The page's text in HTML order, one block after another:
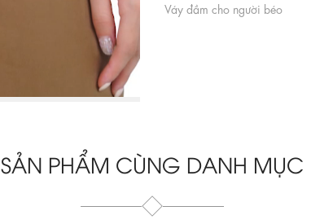
Váy đầm cho người béo
SẢN PHẨM CÙNG DANH MỤC